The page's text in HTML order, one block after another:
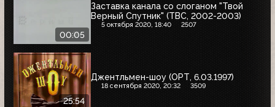
00:05
Заставка канала со слоганом "Твой
Верный Спутник" (ТВС, 2002-2003)
5 октября 2020, 18:40 2507
25:54
Джентльмен-шоу (ОРТ, 6.03.1997)
18 сентября 2020, 20:32 3509